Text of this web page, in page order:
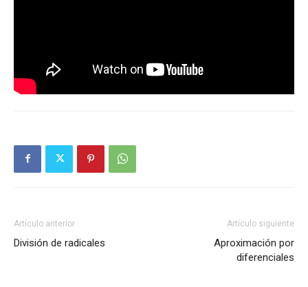
Artículo anterior
División de radicales
Artículo siguiente
Aproximación por
diferenciales